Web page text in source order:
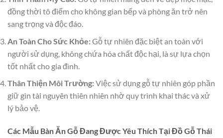
đồng thời tô điểm cho không gian bếp và phòng ăn trở nên
sang trọng và độc đáo.
An Toàn Cho Sức Khỏe:Gỗ tự nhiên đặc biệt an toàn với
người sử dụng, không chứa hóa chất độc hại, là sự lựa chọn
tốt nhất cho gia đình.
Thân Thiện Môi Trường:Việc sử dụng gỗ tự nhiên góp phần
giữ gìn tài nguyên thiên nhiên nhờ quy trình khai thác và xử
lý bảo vệ.
Các Mẫu Bàn Ăn Gỗ Đang Được Yêu Thích Tại Đồ Gỗ Thái